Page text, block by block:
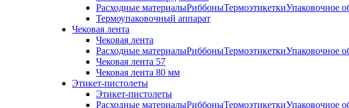
Расходные материалыРиббоныТермоэтикеткиУпаковочное
Термоупаковочный аппарат
Чековая лента
Чековая лента
Расходные материалыРиббоныТермоэтикеткиУпаковочное
Чековая лента 57
Чековая лента 80 мм
Этикет-пистолеты
Этикет-пистолеты
Расходные материалыРиббоныТермоэтикеткиУпаковочное